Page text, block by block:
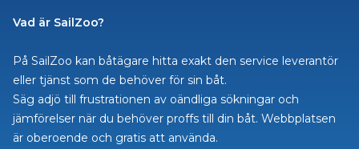
Vad är SailZoo?
På SailZoo kan båtägare hitta exakt den service leverantör
eller tjänst som de behöver för sin båt.
Säg adjö till frustrationen av oändliga sökningar och
jämförelser när du behöver proffs till din båt. Webbplatsen
är oberoende och gratis att använda.